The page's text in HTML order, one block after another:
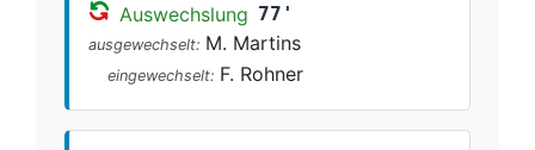
Auswechslung 77'
ausgewechselt: M. Martins
eingewechselt: F. Rohner